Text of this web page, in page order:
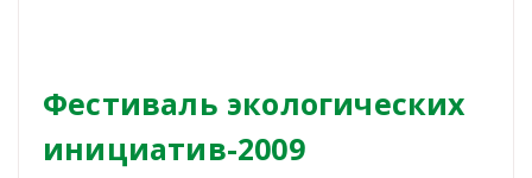
Фестиваль экологических
инициатив-2009